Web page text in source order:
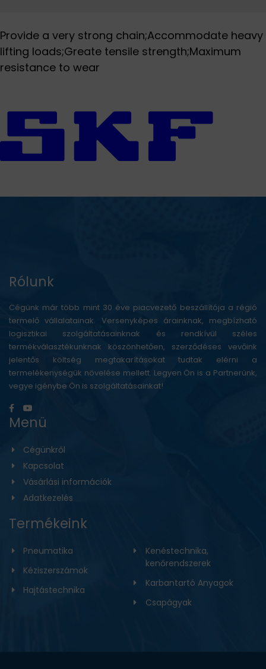
Provide a very strong chain;Accommodate heavy
lifting loads;Greate tensile strength;Maximum
resistance to wear
Rólunk
Cégünk már több mint 30 éve piacvezető beszállítója a régió
termelő vállalatainak. Versenyképes árainknak, megbízható
logisztikai szolgáltatásainknak és rendkívül széles
termékválasztékunknak köszönhetően, szerződéses vevőink
jelentős költség megtakarításokat tudtak elérni a
termelékenységük növelése mellett. Legyen Ön is a Partnerünk,
vegye igénybe Ön is szolgáltatásainkat!
Menü
Cégünkről
Kapcsolat
Vásárlási információk
Adatkezelés
Termékeink
Pneumatika
Kéziszerszámok
Hajtástechnika
Kenéstechnika,
kenőrendszerek
Karbantartó Anyagok
Csapágyak